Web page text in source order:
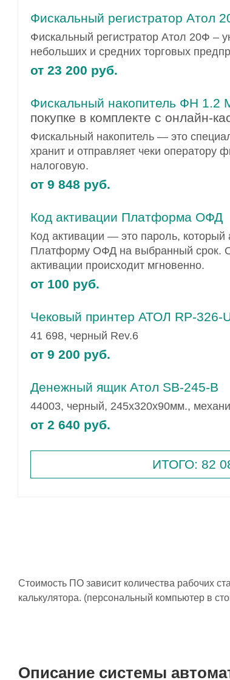
Фискальный регистратор Атол
Фискальный регистратор Атол 20Ф –
небольших и средних торговых
от 23 200 руб.
Фискальный накопитель ФН 1.2
покупке в комплекте с онлайн-
Фискальный накопитель — это
хранит и отправляет чеки оператору
налоговую.
от 9 848 руб.
Код активации Платформа ОФД
Код активации — это пароль, который
Платформу ОФД на выбранный срок.
активации происходит мгновенно.
от 100 руб.
Чековый принтер АТОЛ RP-326-
41 698, черный Rev.6
от 9 200 руб.
Денежный ящик Атол SB-245-B
44003, черный, 245x320x90мм.,
от 2 640 руб.
ИТОГО: 82
Стоимость ПО зависит количества рабочих
калькулятора. (персональный компьютер в
Описание системы